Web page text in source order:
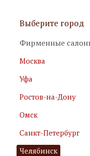
Я принимаю
Я соглашаюсь с
данных
Выберите город
Фирменные
Москва
Уфа
Ростов-на-Дону
Омск
Санкт-Петербург
Челябинск